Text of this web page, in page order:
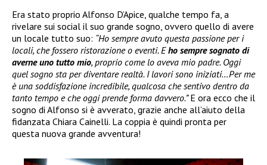
Era stato proprio Alfonso D’Apice, qualche tempo fa, a
rivelare sui social il suo grande sogno, ovvero quello di avere
un locale tutto suo: “Ho sempre avuto questa passione per i
locali, che fossero ristorazione o eventi. Eho sempre sognato di
averne uno tutto mio, proprio come lo aveva mio padre. Oggi
quel sogno sta per diventare realtà. I lavori sono iniziati…Per me
è una soddisfazione incredibile, qualcosa che sentivo dentro da
tanto tempo e che oggi prende forma davvero.”E ora ecco che il
sogno di Alfonso si è avverato, grazie anche all’aiuto della
fidanzata Chiara Cainelli. La coppia è quindi pronta per
questa nuova grande avventura!